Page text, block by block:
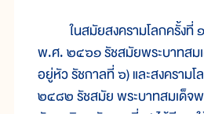
ในสมัยสงครามโลกครั้งที่
พ.ศ. ๒๔๖๑ รัชสมัยพระบาทสมเ
อยู่หัว รัชกาลที่ ๖) และสงคราม
๒๔๘๒ รัชสมัย พระบาทสมเด็จพ